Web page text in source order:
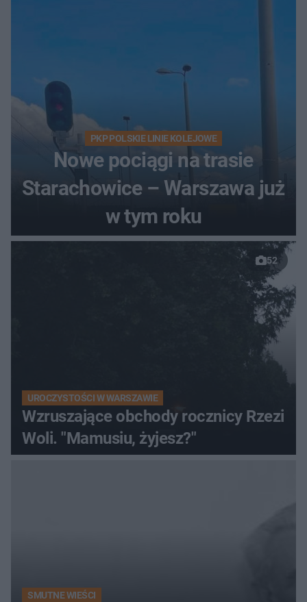
PKP POLSKIE LINIE KOLEJOWE
Nowe pociągi na trasie
Starachowice – Warszawa już
w tym roku
52
UROCZYSTOŚCI W WARSZAWIE
Wzruszające obchody rocznicy Rzezi
Woli. "Mamusiu, żyjesz?"
SMUTNE WIEŚCI